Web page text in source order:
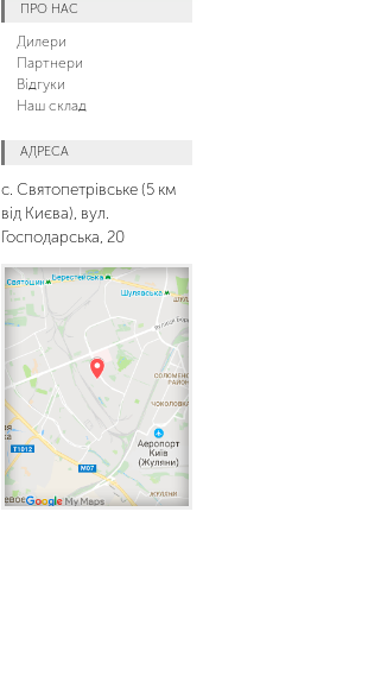
ПРО НАС
Дилери
Партнери
Відгуки
Наш склад
АДРЕСА
с. Святопетрівське (5 км
від Києва), вул.
Господарська, 20